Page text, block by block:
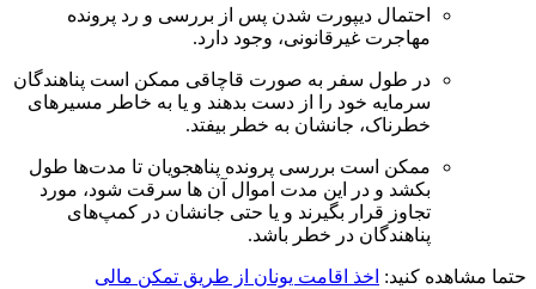
احتمال دیپورت شدن پس از بررسی و رد پرونده
مهاجرت غیرقانونی، وجود دارد.
در طول سفر به صورت قاچاقی ممکن است پناهندگان
سرمایه خود را از دست بدهند و یا به خاطر مسیرهای
خطرناک، جانشان به خطر بیفتد.
ممکن است بررسی پرونده پناهجویان تا مدت‌ها طول
بکشد و در این مدت اموال آن ها سرقت شود، مورد
تجاوز قرار بگیرند و یا حتی جانشان در کمپ‌های
پناهندگان در خطر باشد.
حتما مشاهده کنید: اخذ اقامت یونان از طریق تمکن مالی